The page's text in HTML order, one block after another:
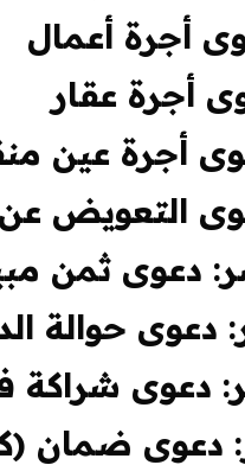
أجرة أعمال
أجرة عقار
أجرة عين
التعويض
دعوى ثمن
دعوى
دعوى شراكة
دعوى ضمان